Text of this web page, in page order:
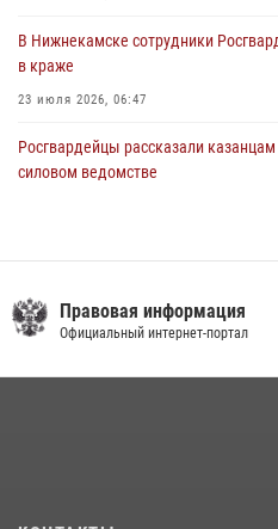
В Нижнекамске сотрудники
в краже
23 июля 2026, 06:47
Росгвардейцы рассказали
силовом ведомстве
22 июля 2026, 07:41 6
10 июля 2026, 12:50
Правовая информация
Официальный интернет-портал